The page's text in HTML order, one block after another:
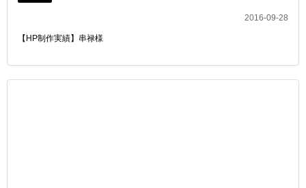
2016-09-28
【HP制作実績】串禄様